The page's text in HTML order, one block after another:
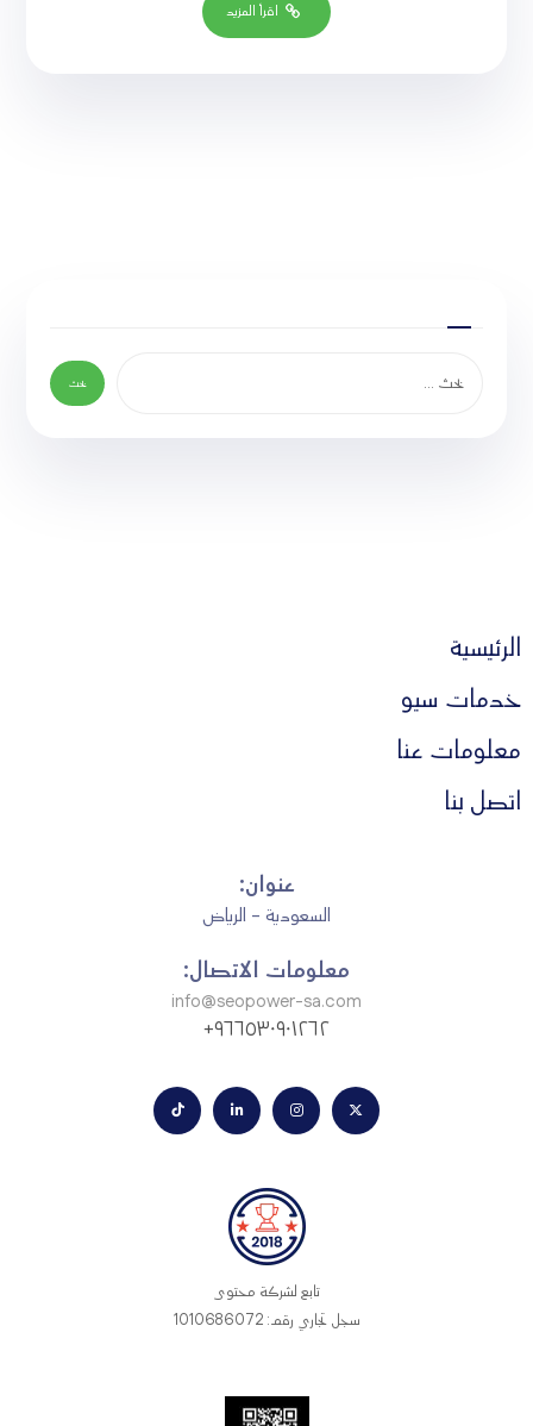
اقرأ المزيد
الرئيسية
خدمات سيو
معلومات عنا
اتصل بنا
عنوان:
السعودية - الرياض
معلومات الاتصال:
info@seopower-sa.com
٩٦٦٥٣٠٩٠١٢٦٢+
تابع لشركة محتوى
سجل تجاري رقم: 1010686072